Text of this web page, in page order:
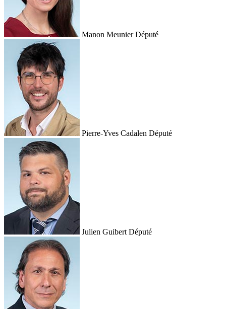
Manon Meunier Député
Pierre-Yves Cadalen Député
Julien Guibert Député